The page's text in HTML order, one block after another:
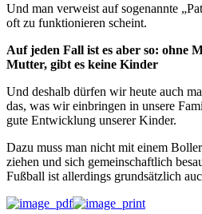
Und man verweist auf sogenannte
oft zu funktionieren scheint.
Auf jeden Fall ist es aber so: ohne
Mutter, gibt es keine Kinder
Und deshalb dürfen wir heute auch
das, was wir einbringen in unsere
gute Entwicklung unserer Kinder.
Dazu muss man nicht mit einem
ziehen und sich gemeinschaftlich
Fußball ist allerdings grundsätzlich